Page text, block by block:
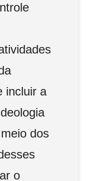
incluir a
dos
o